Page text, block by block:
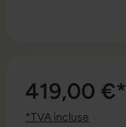
419,00 €*
*TVA incluse